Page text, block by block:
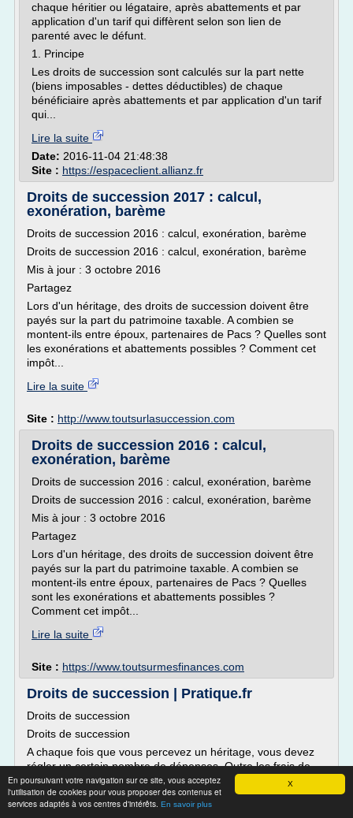
X
En poursuivant votre navigation sur ce site, vous acceptez
l'utilisation de cookies pour vous proposer des contenus et
services adaptés à vos centres d'intérêts. En savoir plus
chaque héritier ou légataire, après abattements et par
application d'un tarif qui diffèrent selon son lien de
parenté avec le défunt.
1. Principe
Les droits de succession sont calculés sur la part nette
(biens imposables - dettes déductibles) de chaque
bénéficiaire après abattements et par application d'un tarif
qui...
Lire la suite
Date: 2016-11-04 21:48:38
Site : https://espaceclient.allianz.fr
Droits de succession 2017 : calcul,
exonération, barème
Droits de succession 2016 : calcul, exonération, barème
Droits de succession 2016 : calcul, exonération, barème
Mis à jour : 3 octobre 2016
Partagez
Lors d'un héritage, des droits de succession doivent être
payés sur la part du patrimoine taxable. A combien se
montent-ils entre époux, partenaires de Pacs ? Quelles sont
les exonérations et abattements possibles ? Comment cet
impôt...
Lire la suite
Site : http://www.toutsurlasuccession.com
Droits de succession 2016 : calcul,
exonération, barème
Droits de succession 2016 : calcul, exonération, barème
Droits de succession 2016 : calcul, exonération, barème
Mis à jour : 3 octobre 2016
Partagez
Lors d'un héritage, des droits de succession doivent être
payés sur la part du patrimoine taxable. A combien se
montent-ils entre époux, partenaires de Pacs ? Quelles
sont les exonérations et abattements possibles ?
Comment cet impôt...
Lire la suite
Site : https://www.toutsurmesfinances.com
Droits de succession | Pratique.fr
Droits de succession
Droits de succession
A chaque fois que vous percevez un héritage, vous devez
régler un certain nombre de dépenses. Outre les frais de
notaire, vous payez des impôts à l'administration fiscale,
appelés « droits de succession ». Nous vous expliquons les
barèmes à connaître pour estimer le montant de ces frais.